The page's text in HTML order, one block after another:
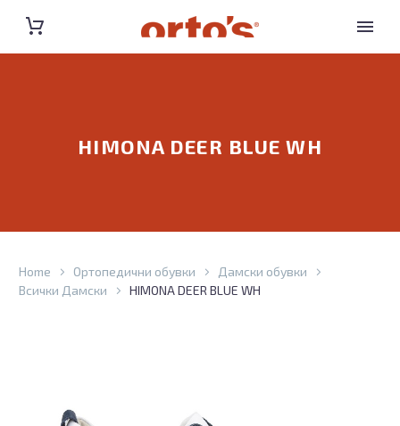
HIMONA DEER BLUE WH
Home Ортопедични обувки
Дамски обувки
Всички Дамски
HIMONA DEER BLUE WH